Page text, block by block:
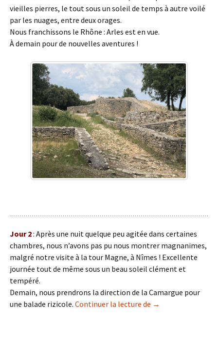
vieilles pierres, le tout sous un soleil de temps à autre voilé
par les nuages, entre deux orages.
Nous franchissons le Rhône : Arles est en vue.
À demain pour de nouvelles aventures !
Jour 2: Après une nuit quelque peu agitée dans certaines
chambres, nous n’avons pas pu nous montrer magnanimes,
malgré notre visite à la tour Magne, à Nîmes ! Excellente
journée tout de même sous un beau soleil clément et
tempéré.
Demain, nous prendrons la direction de la Camargue pour
une balade rizicole. Continuer la lecture de Voyage en
→